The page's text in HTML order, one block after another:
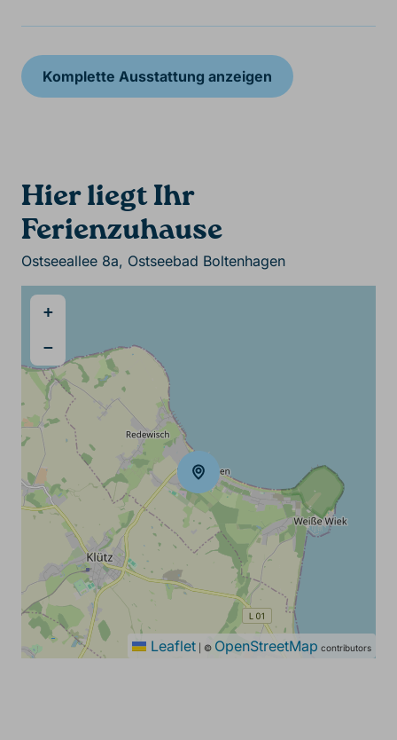
Komplette Ausstattung anzeigen
Hier liegt Ihr
Ferienzuhause
Ostseeallee 8a, Ostseebad Boltenhagen
+
−
Leaflet © OpenStreetMap contributors